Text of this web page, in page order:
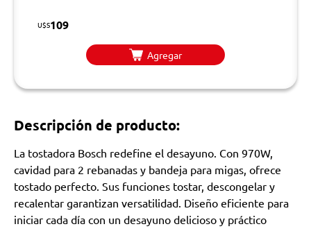
U$S109
Agregar
Descripción de producto:
La tostadora Bosch redefine el desayuno. Con 970W,
cavidad para 2 rebanadas y bandeja para migas, ofrece
tostado perfecto. Sus funciones tostar, descongelar y
recalentar garantizan versatilidad. Diseño eficiente para
iniciar cada día con un desayuno delicioso y práctico